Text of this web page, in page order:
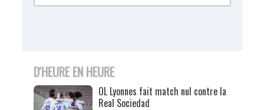
D'HEURE EN HEURE
OL Lyonnes fait match nul contre la
Real Sociedad